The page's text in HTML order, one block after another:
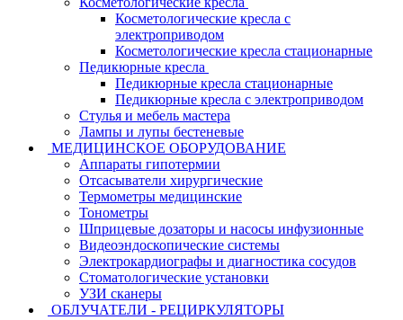
Косметологические кресла с
электроприводом
Косметологические кресла стационарные
Педикюрные кресла
Педикюрные кресла стационарные
Педикюрные кресла с электроприводом
Стулья и мебель мастера
Лампы и лупы бестеневые
МЕДИЦИНСКОЕ ОБОРУДОВАНИЕ
Аппараты гипотермии
Отсасыватели хирургические
Термометры медицинские
Тонометры
Шприцевые дозаторы и насосы инфузионные
Видеоэндоскопические системы
Электрокардиографы и диагностика сосудов
Стоматологические установки
УЗИ сканеры
ОБЛУЧАТЕЛИ - РЕЦИРКУЛЯТОРЫ